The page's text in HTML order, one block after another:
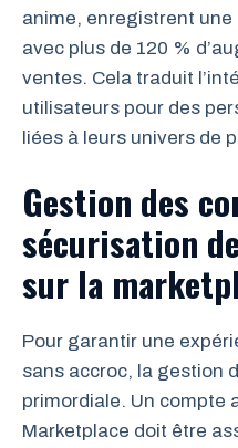
anime, enregistrent
avec plus de 120 %
ventes. Cela traduit
utilisateurs pour des
liées à leurs univers de
Gestion des
sécurisation
sur la
Pour garantir une
sans accroc, la gestion
primordiale. Un compte
Marketplace doit être